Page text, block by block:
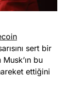
sert bir
bu
ettiğini